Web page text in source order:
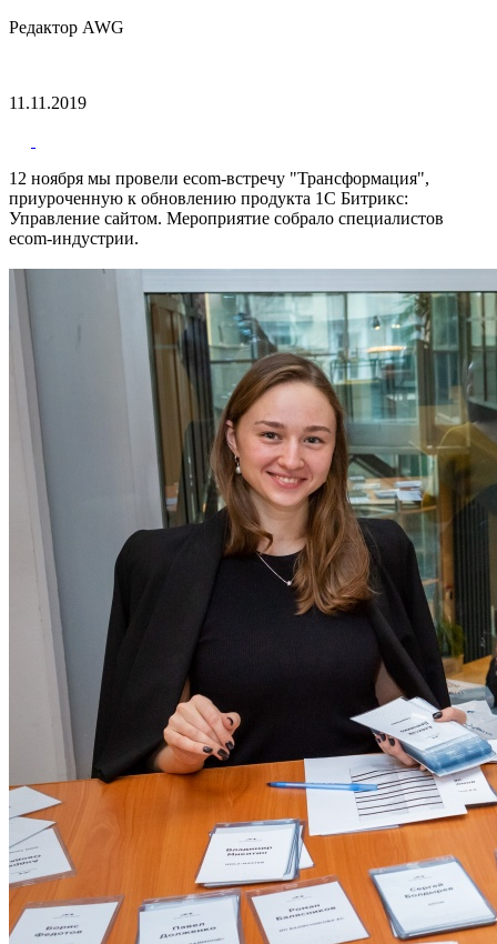
Редактор AWG
11.11.2019
12 ноября мы провели ecom-встречу "Трансформация",
приуроченную к обновлению продукта 1С Битрикс:
Управление сайтом. Мероприятие собрало специалистов
ecom-индустрии.